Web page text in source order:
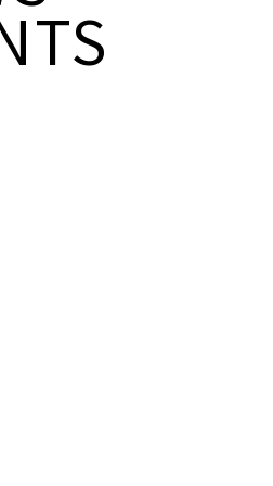
【前編】
間130万時間の業務削減を達
が大きく貢献し、年間41万時
ロジー株式会社 様